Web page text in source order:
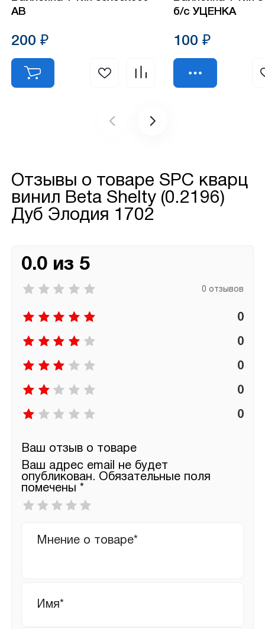
АВ
200 ₽
б/с УЦЕНКА
100 ₽
Отзывы о товаре SPC кварц
винил Beta Shelty (0.2196)
Дуб Элодия 1702
0.0 из 5
0 отзывов
0
0
0
0
0
Ваш отзыв о товаре
Ваш адрес email не будет
опубликован. Обязательные поля
помечены *
Ваша
оценка
отзыв